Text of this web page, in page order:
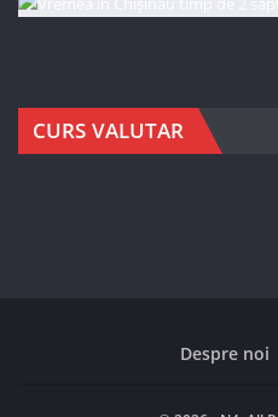
CURS VALUTAR
Despre noi